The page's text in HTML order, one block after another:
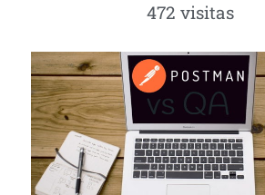
472 visitas